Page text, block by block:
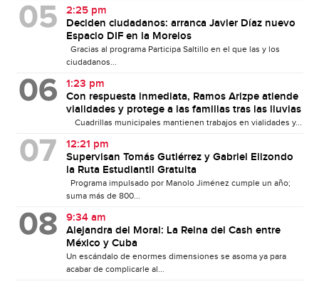
2:25 pm
Deciden ciudadanos: arranca Javier Díaz nuevo
Espacio DIF en la Morelos
Gracias al programa Participa Saltillo en el que las y los
ciudadanos...
1:23 pm
Con respuesta inmediata, Ramos Arizpe atiende
vialidades y protege a las familias tras las lluvias
Cuadrillas municipales mantienen trabajos en vialidades y...
12:21 pm
Supervisan Tomás Gutiérrez y Gabriel Elizondo
la Ruta Estudiantil Gratuita
Programa impulsado por Manolo Jiménez cumple un año;
suma más de 800...
9:34 am
Alejandra del Moral: La Reina del Cash entre
México y Cuba
Un escándalo de enormes dimensiones se asoma ya para
acabar de complicarle al...